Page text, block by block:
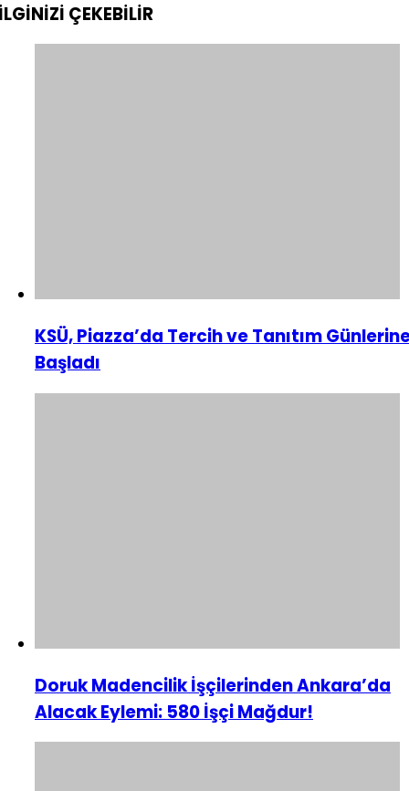
ÇEKEBİLİR
KSÜ, Piazza’da Tercih ve Tanıtım
Başladı
Doruk Madencilik İşçilerinden Ankara’da
Alacak Eylemi: 580 İşçi Mağdur!